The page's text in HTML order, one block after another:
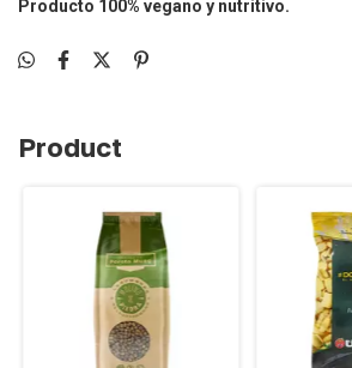
Producto 100% vegano y nutritivo.
Product